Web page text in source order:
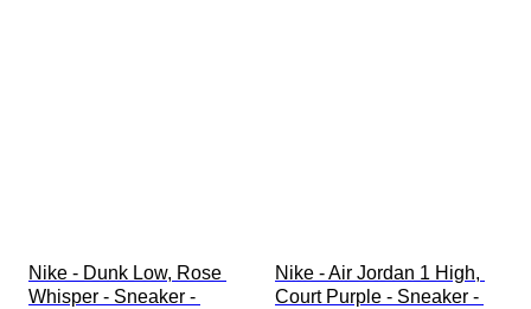
Nike - Dunk Low, Rose
Whisper - Sneaker -
Nike - Air Jordan 1 High,
Court Purple - Sneaker -